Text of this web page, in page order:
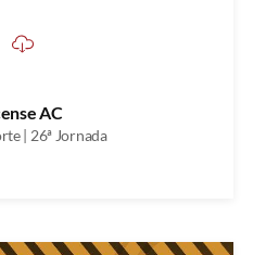
AC
| 26ª Jornada